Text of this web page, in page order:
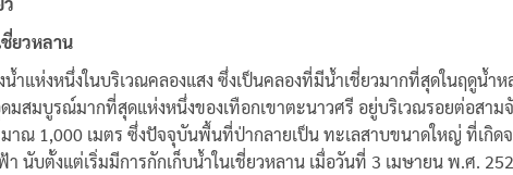
ยวหลาน
น้ำแห่งหนึ่งในบริเวณคลองแสง ซึ่งเป็นคลองที่มีน้ำเชี่ยวมากที่สุดในฤดูน้
มสมบูรณ์มากที่สุดแห่งหนึ่งของเทือกเขาตะนาวศรี อยู่บริเวณรอยต่อสา
าณ 1,000 เมตร ซึ่งปัจจุบันพื้นที่ป่ากลายเป็น ทะเลสาบขนาดใหญ่ ที่เกิด
นับตั้งแต่เริ่มมีการกักเก็บน้ำในเชี่ยวหลาน เมื่อวันที่ 3 เมษายน พ.ศ.